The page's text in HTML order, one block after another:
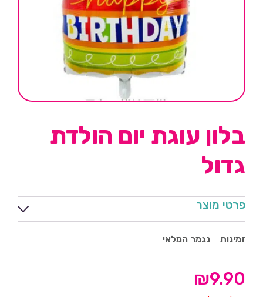
בלון עוגת יום הולדת
גדול
פרטי מוצר
זמינות נגמר המלאי
₪9.90